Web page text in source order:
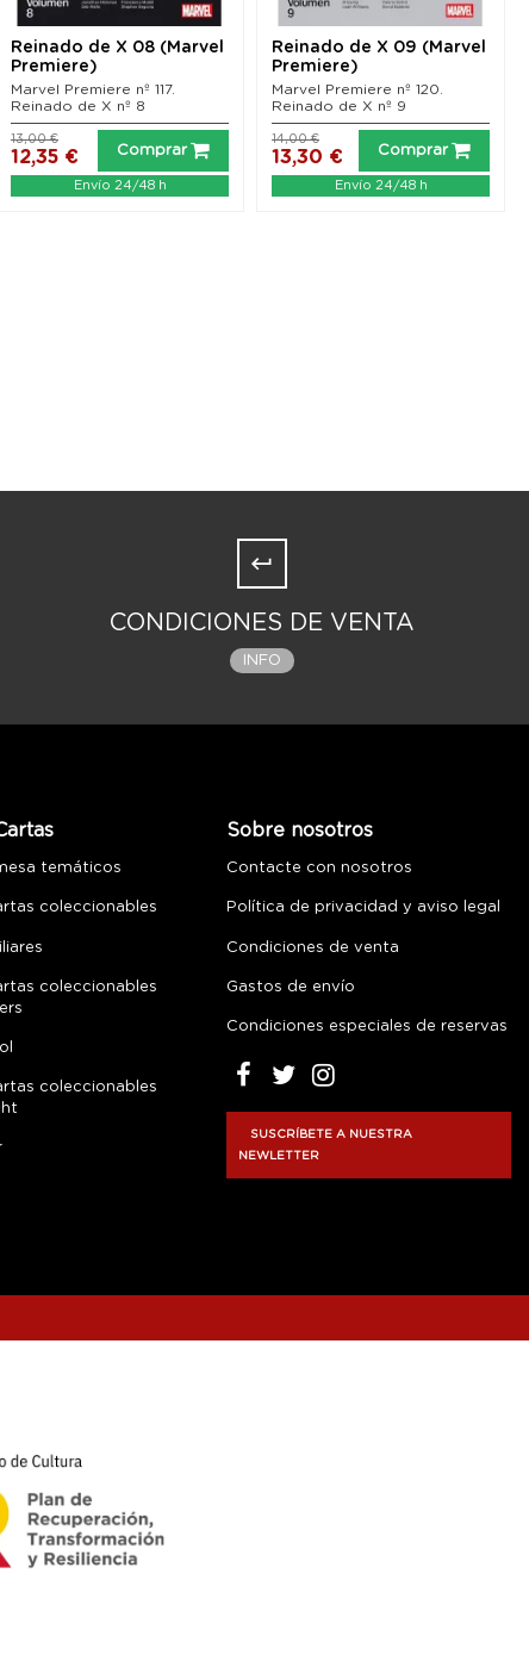
Reinado de X 08 (Marvel
Premiere)
Marvel Premiere nº 117.
Reinado de X nº 8
12,35 €
13,00 €
Comprar
Envío 24/48 h
Reinado de X 09 (Marvel
Premiere)
Marvel Premiere nº 120.
Reinado de X nº 9
13,30 €
14,00 €
Comprar
Envío 24/48 h
CONDICIONES DE VENTA
INFO
temáticos
coleccionables
coleccionables
coleccionables
Sobre nosotros
Contacte con nosotros
Política de privacidad y aviso legal
Condiciones de venta
Gastos de envío
Condiciones especiales de reservas
SUSCRÍBETE A NUESTRA
NEWLETTER